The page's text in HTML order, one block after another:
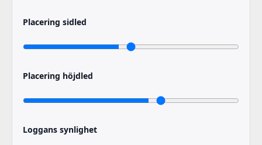
Placering sidled
Placering höjdled
Loggans synlighet